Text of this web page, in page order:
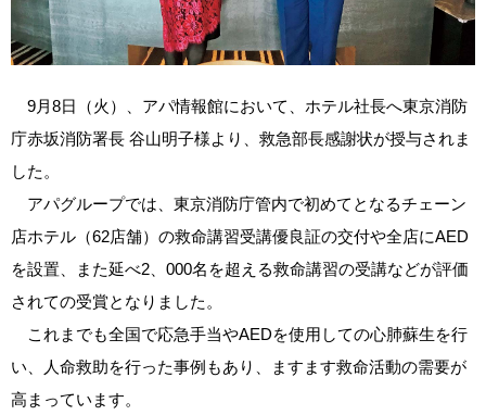
9月8日（火）、アパ情報館において、ホテル社長へ東京消防
庁赤坂消防署長 谷山明子様より、救急部長感謝状が授与されま
した。
アパグループでは、東京消防庁管内で初めてとなるチェーン
店ホテル（62店舗）の救命講習受講優良証の交付や全店にAED
を設置、また延べ2、000名を超える救命講習の受講などが評価
されての受賞となりました。
これまでも全国で応急手当やAEDを使用しての心肺蘇生を行
い、人命救助を行った事例もあり、ますます救命活動の需要が
高まっています。